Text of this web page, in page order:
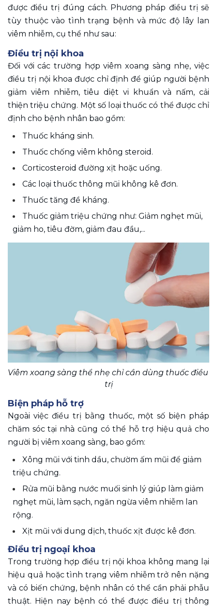
được điều trị đúng cách. Phương pháp điều trị sẽ
tùy thuộc vào tình trạng bệnh và mức độ lây lan
viêm nhiễm, cụ thể như sau:
Điều trị nội khoa
Đối với các trường hợp viêm xoang sàng nhẹ, việc
điều trị nội khoa được chỉ định để giúp người bệnh
giảm viêm nhiễm, tiêu diệt vi khuẩn và nấm, cải
thiện triệu chứng. Một số loại thuốc có thể được chỉ
định cho bệnh nhân bao gồm:
Thuốc kháng sinh.
Thuốc chống viêm không steroid.
Corticosteroid đường xịt hoặc uống.
Các loại thuốc thông mũi không kê đơn.
Thuốc tăng đề kháng.
Thuốc giảm triệu chứng như: Giảm nghẹt mũi,
giảm ho, tiêu đờm, giảm đau đầu,...
Viêm xoang sàng thể nhẹ chỉ cần dùng thuốc điều
trị
Biện pháp hỗ trợ
Ngoài việc điều trị bằng thuốc, một số biện pháp
chăm sóc tại nhà cũng có thể hỗ trợ hiệu quả cho
người bị viêm xoang sàng, bao gồm:
Xông mũi với tinh dầu, chườm ấm mũi để giảm
triệu chứng.
Rửa mũi bằng nước muối sinh lý giúp làm giảm
nghẹt mũi, làm sạch, ngăn ngừa viêm nhiễm lan
rộng.
Xịt mũi với dung dịch, thuốc xịt được kê đơn.
Điều trị ngoại khoa
Trong trường hợp điều trị nội khoa không mang lại
hiệu quả hoặc tình trạng viêm nhiễm trở nên nặng
và có biến chứng, bệnh nhân có thể cần phải phẫu
thuật. Hiện nay bệnh có thể được điều trị thông